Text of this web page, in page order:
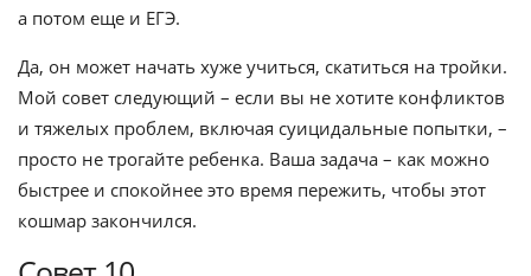
а потом еще и ЕГЭ.
Да, он может начать хуже учиться, скатиться на тройки.
Мой совет следующий – если вы не хотите конфликтов
и тяжелых проблем, включая суицидальные попытки, –
просто не трогайте ребенка. Ваша задача – как можно
быстрее и спокойнее это время пережить, чтобы этот
кошмар закончился.